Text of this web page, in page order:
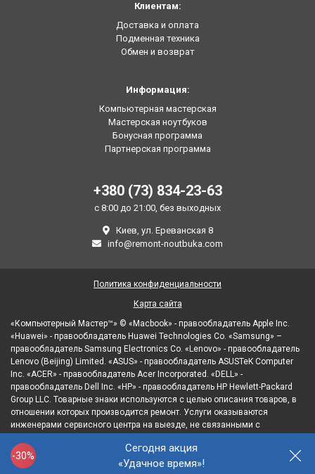
-30%
Сегодня акция
«Удачное время»!
Клиентам:
Доставка и оплата
Подменная техника
Обмен и возврат
Информация:
Компьютерная мастерская
Мастерская ноутбуков
Бонусная программа
Партнерская программа
+380 (73) 834-23-63
с 8:00 до 21:00, без выходных
Киев, ул. Ереванская 8
info@remont-noutbuka.com
«Компьютерный Мастер™» © «Macbook» - правообладатель Apple Inc.
«Huawei» - правообладатель Huawei Technologies Co. «Samsung» –
правообладатель Samsung Electronics Co. «Lenovo» - правообладатель
Lenovo (Beijing) Limited. «ASUS» - правообладатель ASUSTeK Computer
Inc. «ACER» - правообладатель Acer Incorporated. «DELL» -
правообладатель Dell Inc. «HP» - правообладатель HP Hewlett-Packard
Group LLC. Товарные знаки используются с целью описания товаров, в
отношении которых производится ремонт. Услуги оказываются
инженерами сервисного центра на выезде, не связанными с
представителями в отношении товаров, которые уже были введены в
гражданский оборот.
Политика конфиденциальности
Карта сайта